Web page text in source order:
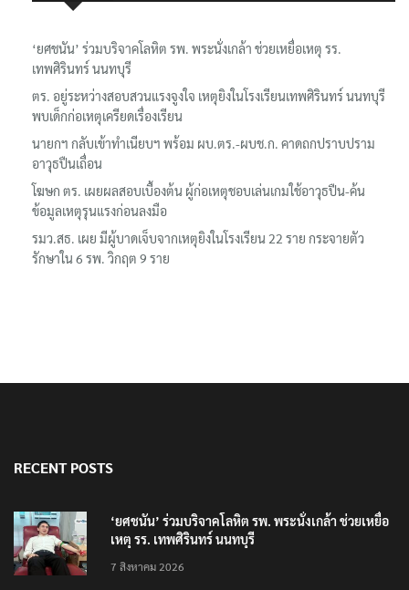
‘ยศชนัน’ ร่วมบริจาคโลหิต รพ. พระนั่งเกล้า ช่วยเหยื่อเหตุ รร.
เทพศิรินทร์ นนทบุรี
ตร. อยู่ระหว่างสอบสวนแรงจูงใจ เหตุยิงในโรงเรียนเทพศิรินทร์ นนทบุรี
พบเด็กก่อเหตุเครียดเรื่องเรียน
นายกฯ กลับเข้าทำเนียบฯ พร้อม ผบ.ตร.-ผบช.ก. คาดถกปราบปราม
อาวุธปืนเถื่อน
โฆษก ตร. เผยผลสอบเบื้องต้น ผู้ก่อเหตุชอบเล่นเกมใช้อาวุธปืน-ค้น
ข้อมูลเหตุรุนแรงก่อนลงมือ
รมว.สธ. เผย มีผู้บาดเจ็บจากเหตุยิงในโรงเรียน 22 ราย กระจายตัว
รักษาใน 6 รพ. วิกฤต 9 ราย
RECENT POSTS
‘ยศชนัน’ ร่วมบริจาคโลหิต รพ. พระนั่งเกล้า ช่วยเหยื่อ
เหตุ รร. เทพศิรินทร์ นนทบุรี
7 สิงหาคม 2026